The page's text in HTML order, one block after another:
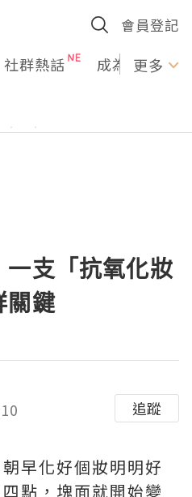
會員登記
社群熱話 成為U更多
支「抗氧化妝
關鍵
追蹤
早化好個妝明明好
點，塊面就開始變